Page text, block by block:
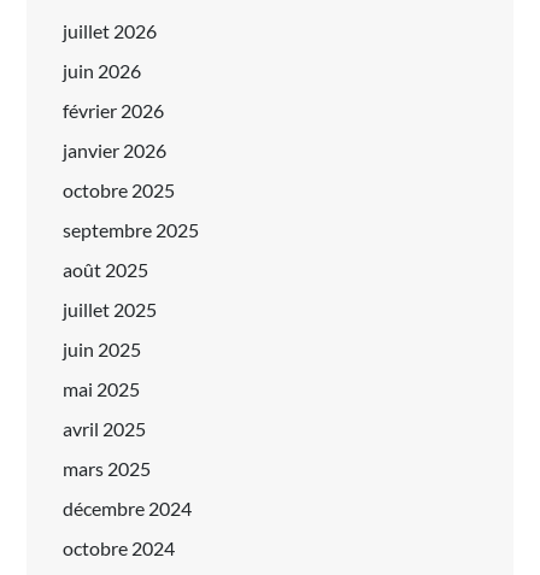
juillet 2026
juin 2026
février 2026
janvier 2026
octobre 2025
septembre 2025
août 2025
juillet 2025
juin 2025
mai 2025
avril 2025
mars 2025
décembre 2024
octobre 2024